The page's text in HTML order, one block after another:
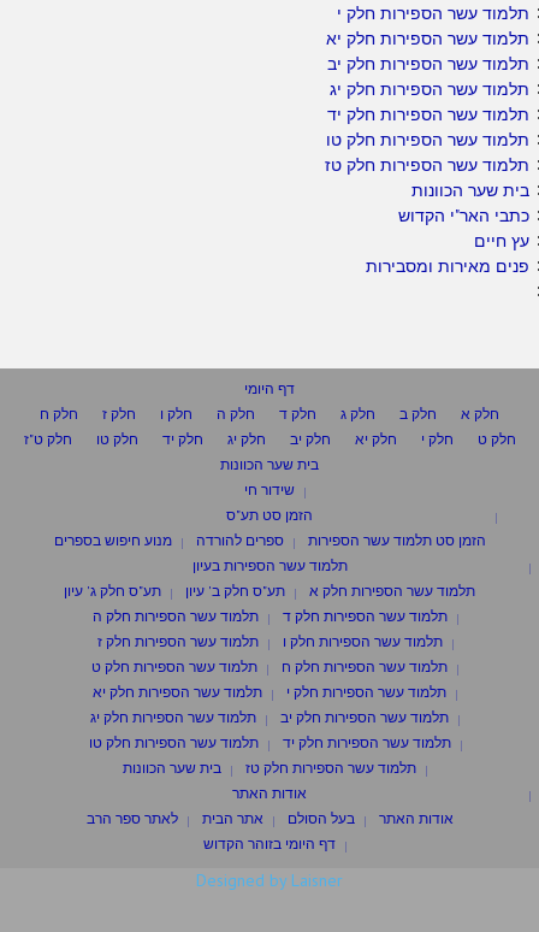
תלמוד עשר הספירות חלק י
תלמוד עשר הספירות חלק יא
תלמוד עשר הספירות חלק יב
תלמוד עשר הספירות חלק יג
תלמוד עשר הספירות חלק יד
תלמוד עשר הספירות חלק טו
תלמוד עשר הספירות חלק טז
בית שער הכוונות
כתבי האר"י הקדוש
עץ חיים
פנים מאירות ומסבירות
דף היומי
חלק א
חלק ב חלק ג חלק ד חלק ה חלק ו חלק ז
חלק ח
חלק ט
חלק י חלק יא חלק יב חלק יג חלק יד חלק טו
חלק ט"ז
בית שער הכוונות
שידור חי
הזמן סט תע"ס
הזמן סט תלמוד עשר הספירות
ספרים להורדה
מנוע חיפוש בספרים
תלמוד עשר הספירות בעיון
תלמוד עשר הספירות חלק א
תע"ס חלק ב' עיון
תע"ס חלק ג' עיון
תלמוד עשר הספירות חלק ד
תלמוד עשר הספירות חלק ה
תלמוד עשר הספירות חלק ו
תלמוד עשר הספירות חלק ז
תלמוד עשר הספירות חלק ח
תלמוד עשר הספירות חלק ט
תלמוד עשר הספירות חלק י
תלמוד עשר הספירות חלק יא
תלמוד עשר הספירות חלק יב
תלמוד עשר הספירות חלק יג
תלמוד עשר הספירות חלק יד
תלמוד עשר הספירות חלק טו
תלמוד עשר הספירות חלק טז
בית שער הכוונות
אודות האתר
אודות האתר
בעל הסולם אתר הבית
לאתר ספר הרב
דף היומי בזוהר הקדוש
Designed by Laisner